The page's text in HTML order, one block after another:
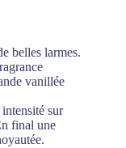
belles larmes.
vanillée
sur
final une